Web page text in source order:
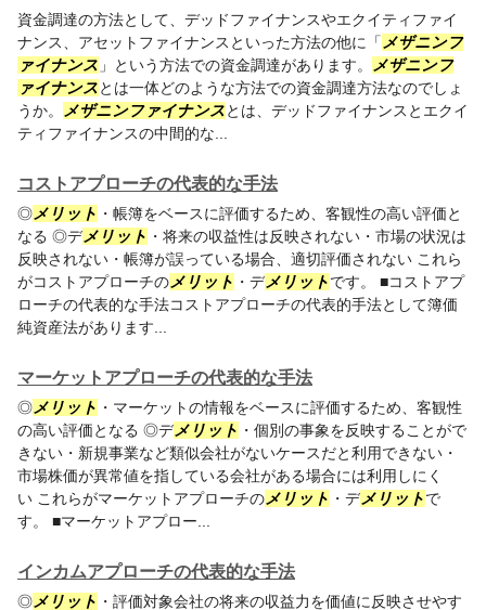
資金調達の方法として、デッドファイナンスやエクイティファイ
ナンス、アセットファイナンスといった方法の他に「 メザニンフ
ァイナンス 」という方法での資金調達があります。
メザニンフ
ァイナンスとは一体どのような方法での資金調達方法なのでしょ
うか。
メザニンファイナンスとは、デッドファイナンスとエクイ
ティファイナンスの中間的な...
コストアプローチの代表的な手法
◎メリット ・帳簿をベースに評価するため、客観性の高い評価と
なる ◎デメリット ・将来の収益性は反映されない・市場の状況は
反映されない・帳簿が誤っている場合、適切評価されない これら
がコストアプローチのメリット ・デメリットです。 ■コストアプ
ローチの代表的な手法コストアプローチの代表的手法として簿価
純資産法があります...
マーケットアプローチの代表的な手法
◎メリット ・マーケットの情報をベースに評価するため、客観性
の高い評価となる ◎デメリット ・個別の事象を反映することがで
きない・新規事業など類似会社がないケースだと利用できない・
市場株価が異常値を指している会社がある場合には利用しにく
い これらがマーケットアプローチのメリット ・デメリットで
す。 ■マーケットアプロー...
インカムアプローチの代表的な手法
◎メリット ・評価対象会社の将来の収益力を価値に反映させやす